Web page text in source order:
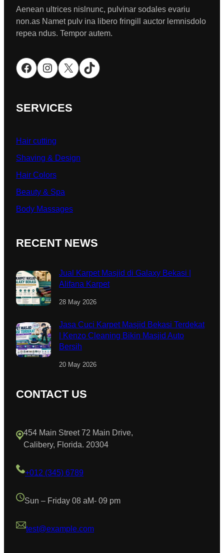
Aenean ultrices nislnunc, pulvinar sodales evariu
non.as Namet pulv ina libero fringill auctor lemnisdolo
repea ndus. Tempor autem.
Facebook Instagram X TikTok
SERVICES
Hair cutting
Shaving & Design
Hair Colors
Beauty & Spa
Body Massages
RECENT NEWS
Jual Karpet Masjid di Galaxy Bekasi |
Alifana Karpet
28 May 2026
Jasa Cuci Karpet Masjid Bekasi Terdekat
| Kenzo Cleaning Bikin Masjid Auto
Bersih
20 May 2026
CONTACT US
454 Main Street 72 Main Drive,
Calibery, Florida. 20304
+012 (345) 6789
Sun – Friday 08 aM- 09 pm
test@example.com